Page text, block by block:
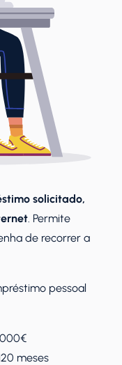
solicitado,
. Permite
de recorrer a
pessoal
meses